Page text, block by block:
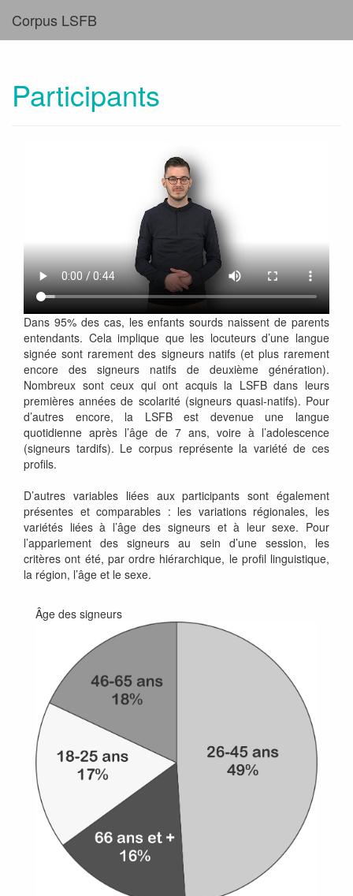
Corpus LSFB
Participants
Dans 95% des cas, les enfants sourds naissent de parents
entendants. Cela implique que les locuteurs d’une langue
signée sont rarement des signeurs natifs (et plus rarement
encore des signeurs natifs de deuxième génération).
Nombreux sont ceux qui ont acquis la LSFB dans leurs
premières années de scolarité (signeurs quasi-natifs). Pour
d’autres encore, la LSFB est devenue une langue
quotidienne après l’âge de 7 ans, voire à l’adolescence
(signeurs tardifs). Le corpus représente la variété de ces
profils.
D’autres variables liées aux participants sont également
présentes et comparables : les variations régionales, les
variétés liées à l’âge des signeurs et à leur sexe. Pour
l’appariement des signeurs au sein d’une session, les
critères ont été, par ordre hiérarchique, le profil linguistique,
la région, l’âge et le sexe.
Âge des signeurs